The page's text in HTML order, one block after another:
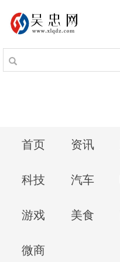
首页 资讯
科技 汽车
游戏 美食
微商